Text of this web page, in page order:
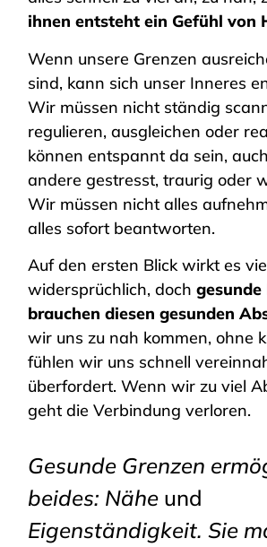
ihnen entsteht ein Gefühl von
Wenn unsere Grenzen
sind, kann sich unser Inneres
Wir müssen nicht ständig
regulieren, ausgleichen oder
können entspannt da sein,
andere gestresst, traurig oder
Wir müssen nicht alles
alles sofort beantworten.
Auf den ersten Blick wirkt es
widersprüchlich, dochgesunde
brauchen diesen gesunden
wir uns zu nah kommen, ohne
fühlen wir uns schnell
überfordert. Wenn wir zu viel
geht die Verbindung verloren.
Gesunde Grenzen
beides: Nähe und
Eigenständigkeit. Sie